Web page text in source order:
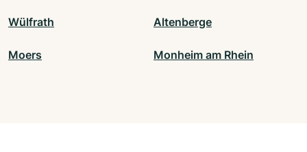
Wülfrath Altenberge
Moers Monheim am Rhein